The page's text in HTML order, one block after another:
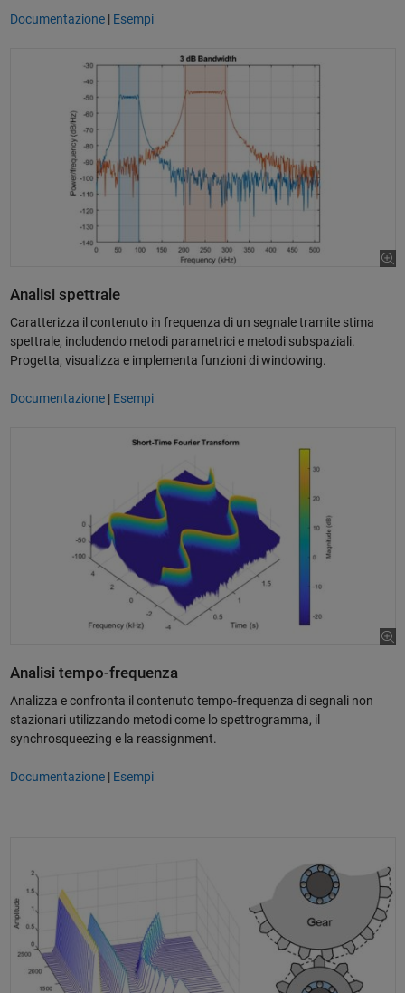
Documentazione| Esempi
Analisi spettrale
Caratterizza il contenuto in frequenza di un segnale tramite stima
spettrale, includendo metodi parametrici e metodi subspaziali.
Progetta, visualizza e implementa funzioni di windowing.
Documentazione| Esempi
Analisi tempo-frequenza
Analizza e confronta il contenuto tempo-frequenza di segnali non
stazionari utilizzando metodi come lo spettrogramma, il
synchrosqueezing e la reassignment.
Documentazione| Esempi